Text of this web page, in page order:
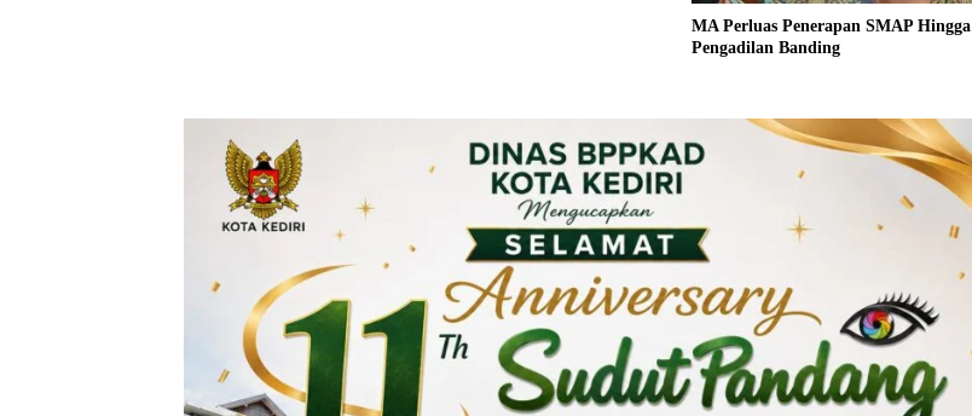
MA Perluas Penerapan SMAP Hingga
Pengadilan Banding